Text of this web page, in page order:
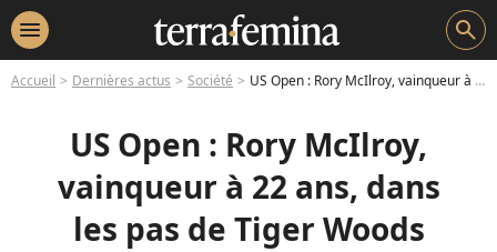
menu search
Accueil Dernières actus Société US Open : Rory McIlroy, vainqueur à 22 ans, dans les pas de Tiger Woods
US Open : Rory McIlroy,
vainqueur à 22 ans, dans
les pas de Tiger Woods